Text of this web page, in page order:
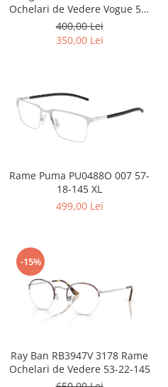
Moonlight
Nina Ricci
Polaroid
Police
Porsche Design
Romeo Careye
Silhouette
Sunfire
Swarovski
Titanflex
Vogue
Zeiss
Ochelari de Vedere Vogue 53-
17-140
400,00 Lei
350,00 Lei
Rame Puma PU0488O 007 57-
18-145 XL
499,00 Lei
-15%
Ray Ban RB3947V 3178 Rame
Ochelari de Vedere 53-22-145